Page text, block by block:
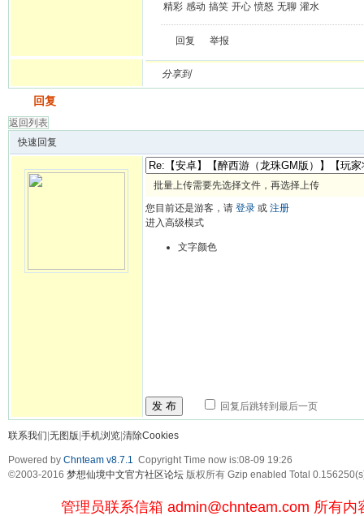
精彩 感动 搞笑 开心 愤怒 无聊 灌水
回复 举报
分享到
回复
返回列表
快速回复
批量上传需要先选择文件，再选择上传
您目前还是游客，请 登录 或 注册
进入高级模式
文字颜色
发 布 回复后跳转到最后一页
联系我们 无图版 手机浏览 清除Cookies
Powered by Chnteam v8.7.1 Copyright Time now is:08-09 19:26
©2003-2016 梦想仙境中文官方社区论坛 版权所有 Gzip enabled Total
管理员联系信箱 admin@chnteam.com 所有内